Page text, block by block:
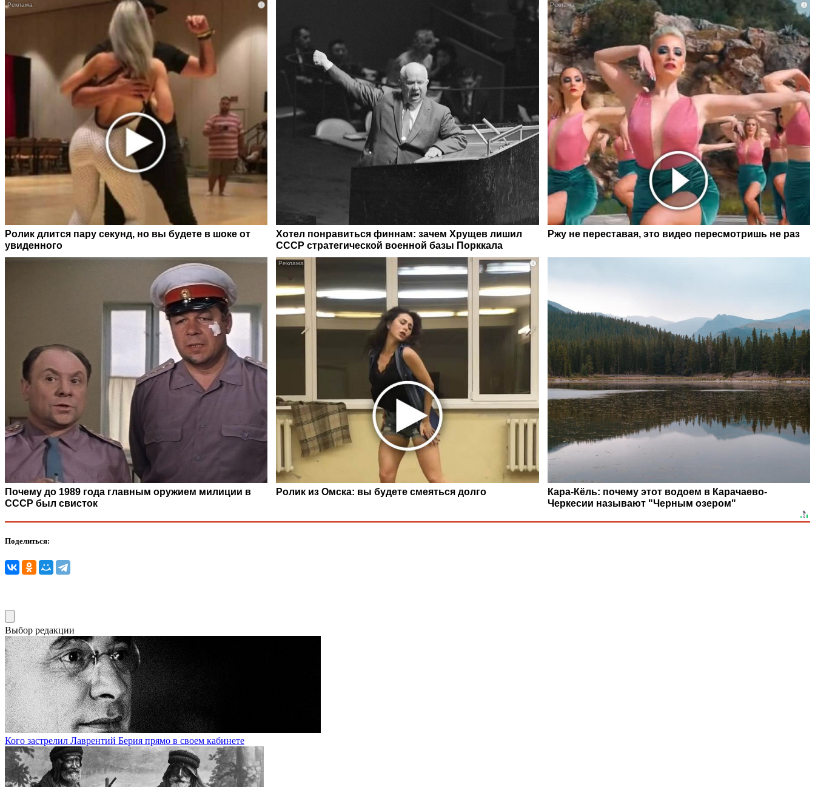
i
Ролик длится пару секунд, но вы будете в шоке от
увиденного
Хотел понравиться финнам: зачем Хрущев лишил
СССР стратегической военной базы Порккала
i
Ржу не переставая, это видео пересмотришь не раз
Почему до 1989 года главным оружием милиции в
СССР был свисток
i
Ролик из Омска: вы будете смеяться долго
Кара-Кёль: почему этот водоем в Карачаево-
Черкесии называют "Черным озером"
Поделиться:
Выбор редакции
Кого застрелил Лаврентий Берия прямо в своем кабинете